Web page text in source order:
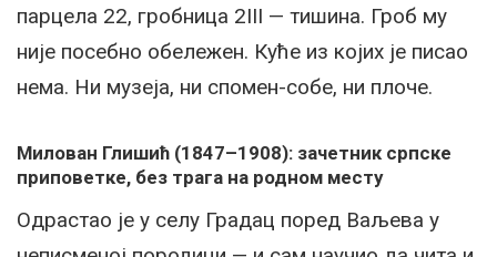
парцела 22, гробница 2III — тишина. Гроб му
није посебно обележен. Куће из којих је писао
нема. Ни музеја, ни спомен-собе, ни плоче.
Милован Глишић (1847–1908): зачетник српске
приповетке, без трага на родном месту
Одрастао је у селу Градац поред Ваљева у